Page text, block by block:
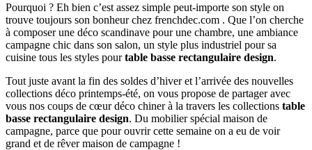
Pourquoi ? Eh bien c’est assez simple peut-importe son style on
trouve toujours son bonheur chez frenchdec.com . Que l’on cherche
à composer une déco scandinave pour une chambre, une ambiance
campagne chic dans son salon, un style plus industriel pour sa
cuisine tous les styles pourtable basse rectangulaire design.
Tout juste avant la fin des soldes d’hiver et l’arrivée des nouvelles
collections déco printemps-été, on vous propose de partager avec
vous nos coups de cœur déco chiner à la travers les collections table
basse rectangulaire design. Du mobilier spécial maison de
campagne, parce que pour ouvrir cette semaine on a eu de voir
grand et de rêver maison de campagne !